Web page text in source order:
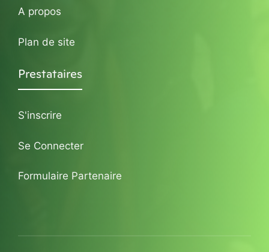
A propos
Plan de site
Prestataires
S'inscrire
Se Connecter
Formulaire Partenaire